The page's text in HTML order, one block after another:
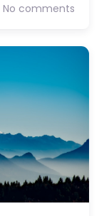
No comments